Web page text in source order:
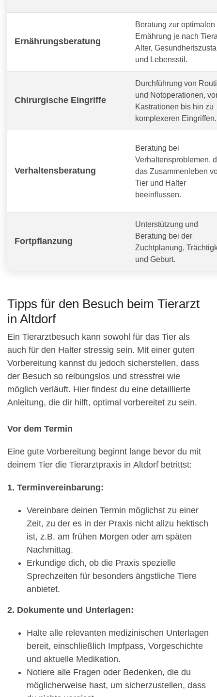
Ernährungsberatung
Beratung zur optimalen
Ernährung je nach
Alter,
und Lebensstil.
Chirurgische Eingriffe
Durchführung von
und Notoperationen,
Kastrationen bis hin zu
komplexeren Eingriffen.
Verhaltensberatung
Beratung bei
Verhaltensproblemen,
das Zusammenleben
Tier und Halter
beeinflussen.
Fortpflanzung
Unterstützung und
Beratung bei der
Zuchtplanung,
und Geburt.
Tipps für den Besuch beim Tierarzt
in Altdorf
Ein Tierarztbesuch kann sowohl für das Tier als
auch für den Halter stressig sein. Mit einer guten
Vorbereitung kannst du jedoch sicherstellen, dass
der Besuch so reibungslos und stressfrei wie
möglich verläuft. Hier findest du eine detaillierte
Anleitung, die dir hilft, optimal vorbereitet zu sein.
Vor dem Termin
Eine gute Vorbereitung beginnt lange bevor du mit
deinem Tier die Tierarztpraxis in Altdorf betrittst:
1. Terminvereinbarung:
Vereinbare deinen Termin möglichst zu einer
Zeit, zu der es in der Praxis nicht allzu hektisch
ist, z.B. am frühen Morgen oder am späten
Nachmittag.
Erkundige dich, ob die Praxis spezielle
Sprechzeiten für besonders ängstliche Tiere
anbietet.
2. Dokumente und Unterlagen:
Halte alle relevanten medizinischen Unterlagen
bereit, einschließlich Impfpass, Vorgeschichte
und aktuelle Medikation.
Notiere alle Fragen oder Bedenken, die du
möglicherweise hast, um sicherzustellen, dass